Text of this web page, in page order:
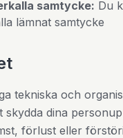
samtycke: Du
lämnat samtycke
tekniska och
skydda dina
förlust eller